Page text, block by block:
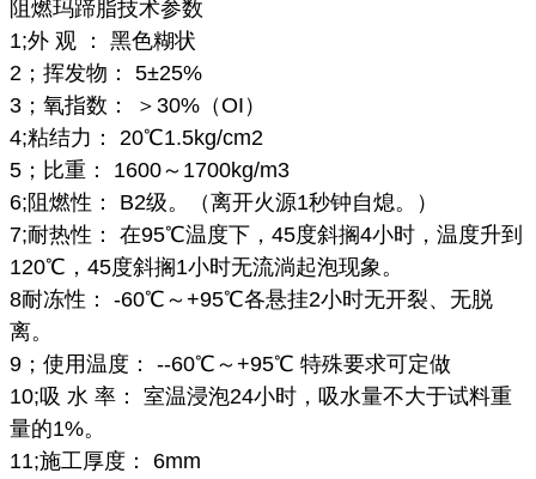
阻燃玛蹄脂技术参数
1;外 观 ： 黑色糊状
2；挥发物： 5±25%
3；氧指数： ＞30%（OI）
4;粘结力： 20℃1.5kg/cm2
5；比重： 1600～1700kg/m3
6;阻燃性： B2级。（离开火源1秒钟自熄。）
7;耐热性： 在95℃温度下，45度斜搁4小时，温度升到
120℃，45度斜搁1小时无流淌起泡现象。
8耐冻性： -60℃～+95℃各悬挂2小时无开裂、无脱
离。
9；使用温度： --60℃～+95℃ 特殊要求可定做
10;吸 水 率： 室温浸泡24小时，吸水量不大于试料重
量的1%。
11;施工厚度： 6mm